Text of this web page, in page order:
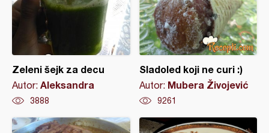
Zeleni šejk za decu
Autor: Aleksandra
3888
Sladoled koji ne curi :)
Autor: Mubera Živojević
9261